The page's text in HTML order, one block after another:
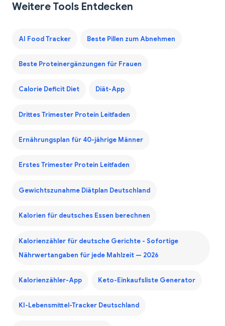
Weitere Tools Entdecken
AI Food Tracker Beste Pillen zum Abnehmen
Beste Proteinergänzungen für Frauen
Calorie Deficit Diet Diät-App
Drittes Trimester Protein Leitfaden
Ernährungsplan für 40-jährige Männer
Erstes Trimester Protein Leitfaden
Gewichtszunahme Diätplan Deutschland
Kalorien für deutsches Essen berechnen
Kalorienzähler für deutsche Gerichte - Sofortige
Nährwertangaben für jede Mahlzeit — 2026
Kalorienzähler-App Keto-Einkaufsliste Generator
KI-Lebensmittel-Tracker Deutschland